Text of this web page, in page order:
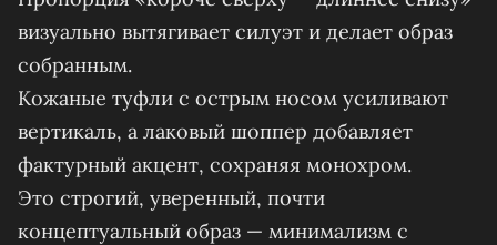
визуально вытягивает силуэт и делает образ
собранным.
Кожаные туфли с острым носом усиливают
вертикаль, а лаковый шоппер добавляет
фактурный акцент, сохраняя монохром.
Это строгий, уверенный, почти
концептуальный образ — минимализм с